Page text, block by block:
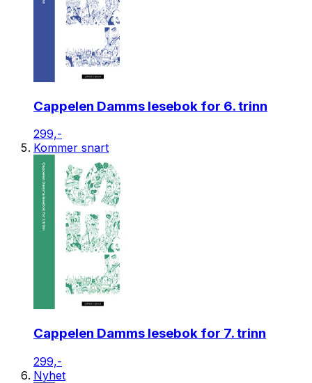
Cappelen Damms lesebok for 6. trinn
299,-
Kommer snart
Cappelen Damms lesebok for 7. trinn
299,-
Nyhet